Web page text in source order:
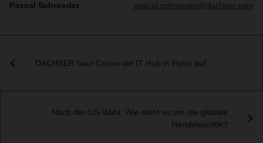
Pascal Schroeder pascal.schroeder@dachser.com
DACHSER baut Corporate IT Hub in Porto auf
Nach der US-Wahl: Wie steht es um die globale
Handelspolitik?